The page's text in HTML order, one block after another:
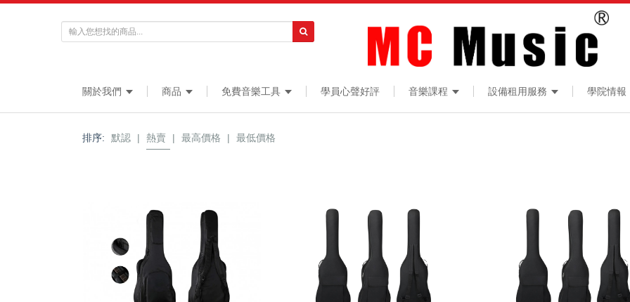
關於我們 商品 免費音樂工具 學員心聲好評 音樂課程 設備租用服務 學院情報
排序: 默認 | 熱賣 | 最高價格 | 最低價格